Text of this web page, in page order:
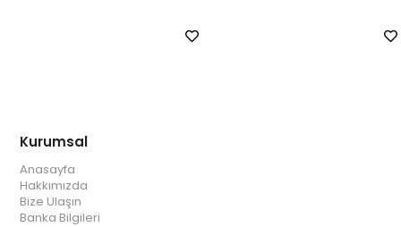
Kurumsal
Anasayfa
Hakkımızda
Bize Ulaşın
Banka Bilgileri